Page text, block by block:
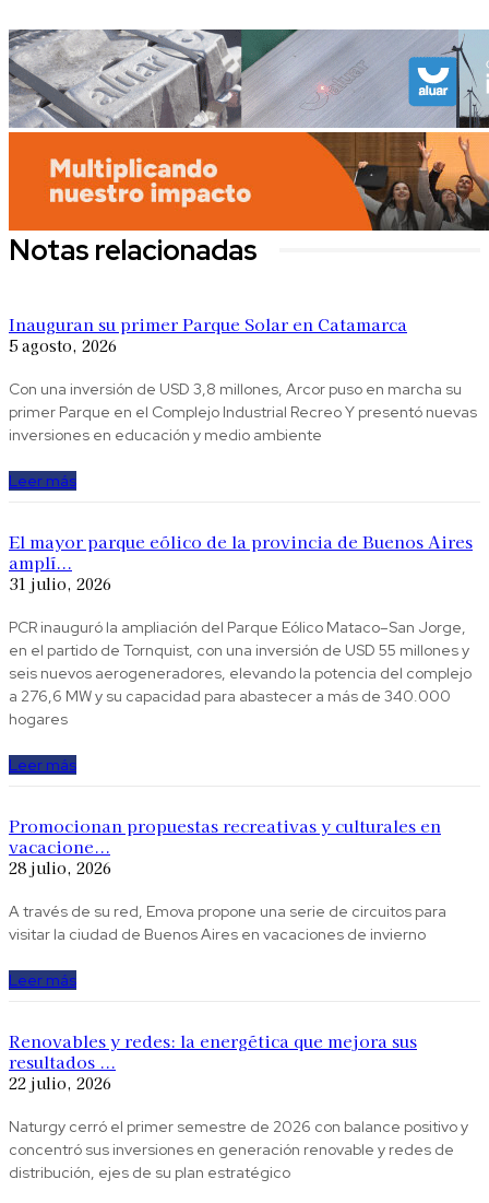
Notas relacionadas
Inauguran su primer Parque Solar en Catamarca
5 agosto, 2026
Con una inversión de USD 3,8 millones, Arcor puso en marcha su
primer Parque en el Complejo Industrial Recreo Y presentó nuevas
inversiones en educación y medio ambiente
Leer más
El mayor parque eólico de la provincia de Buenos Aires
amplí...
31 julio, 2026
PCR inauguró la ampliación del Parque Eólico Mataco–San Jorge,
en el partido de Tornquist, con una inversión de USD 55 millones y
seis nuevos aerogeneradores, elevando la potencia del complejo
a 276,6 MW y su capacidad para abastecer a más de 340.000
hogares
Leer más
Promocionan propuestas recreativas y culturales en
vacacione...
28 julio, 2026
A través de su red, Emova propone una serie de circuitos para
visitar la ciudad de Buenos Aires en vacaciones de invierno
Leer más
Renovables y redes: la energética que mejora sus
resultados ...
22 julio, 2026
Naturgy cerró el primer semestre de 2026 con balance positivo y
concentró sus inversiones en generación renovable y redes de
distribución, ejes de su plan estratégico